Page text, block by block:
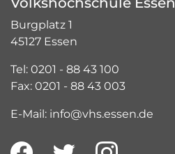
Burgplatz 1
45127 Essen
Tel: 0201 - 88 43 100
Fax: 0201 - 88 43 003
E-Mail: info@vhs.essen.de